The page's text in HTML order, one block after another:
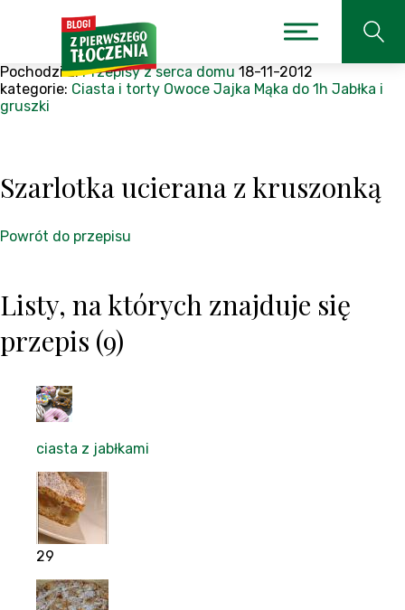
Pochodzi z:Przepisy z serca domu 18-11-2012
kategorie: Ciasta i torty Owoce Jajka Mąka do 1h Jabłka i
gruszki
Szarlotka ucierana z kruszonką
Powrót do przepisu
Listy, na których znajduje się
przepis (9)
ciasta z jabłkami
29